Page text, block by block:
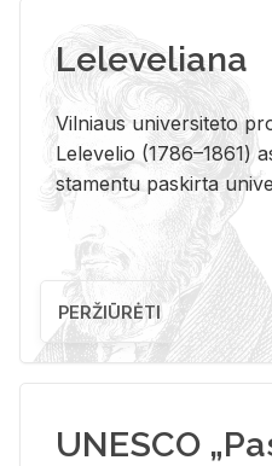
Leleveliana
Vil­niaus uni­ver­si­te­to
Le­le­ve­lio (1786–1861)
sta­men­tu pa­skir­ta
PERŽIŪRĖTI
UNESCO